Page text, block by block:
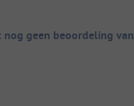
nog geen beoordeling van